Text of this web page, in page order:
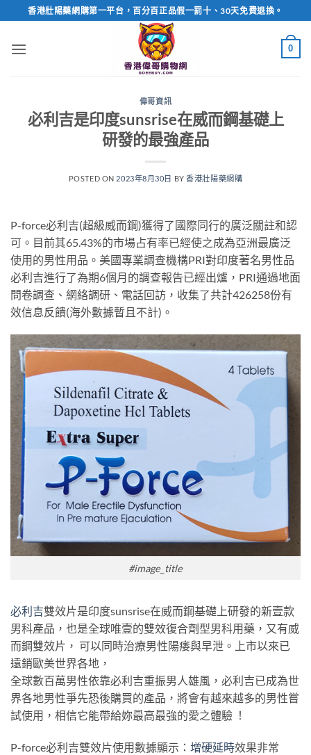
to
content
香港壯陽藥網購第一平台，百分百正品假一罰十、30天免費退換。
0
偉哥資訊
必利吉是印度sunsrise在威而鋼基礎上
研發的最強產品
POSTED ON 2023年8月30日 BY香港壯陽藥網購
P-force必利吉(超級威而鋼)獲得了國際同行的廣泛關註和認
可。目前其65.43%的市場占有率已經使之成為亞洲最廣泛
使用的男性用品。美國專業調查機構PRI對印度著名男性品
必利吉進行了為期6個月的調查報告已經出爐，PRI通過地面
問卷調查、網絡調研、電話回訪，收集了共計426258份有
效信息反饋(海外數據暫且不計)。
#image_title
必利吉雙效片是印度sunsrise在威而鋼基礎上研發的新壹款
男科產品，也是全球唯壹的雙效復合劑型男科用藥，又有威
而鋼雙效片， 可以同時治療男性陽痿與早泄。上市以來已
遠銷歐美世界各地，
全球數百萬男性依靠必利吉重振男人雄風，必利吉已成為世
界各地男性爭先恐後購買的產品，將會有越來越多的男性嘗
試使用，相信它能帶給妳最高最強的愛之體驗 ！
P-force必利吉雙效片使用數據顯示： 增硬延時效果非常